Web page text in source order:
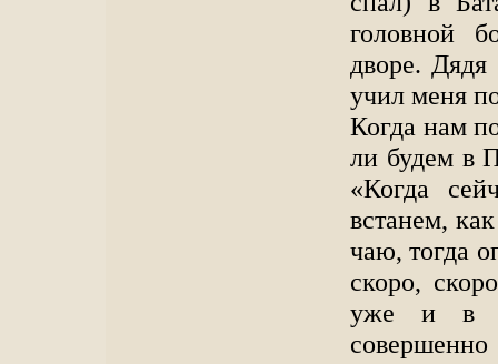
головной
дворе.
учил меня
Когда нам
ли будем в
«Когда
встанем,
чаю, тогда
скоро,
уже и в